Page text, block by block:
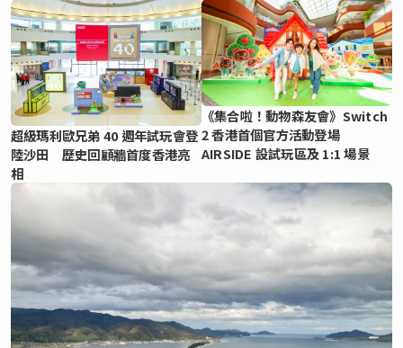
超級瑪利歐兄弟 40 週年試玩會登
陸沙田 歷史回顧牆首度香港亮
相
《集合啦！動物森友會》Switch
2 香港首個官方活動登場
AIRSIDE 設試玩區及 1:1 場景